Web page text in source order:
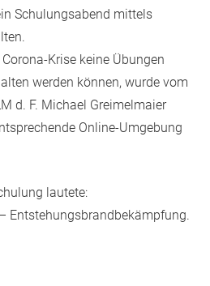
Schulungsabend mittels
Krise keine Übungen
werden können, wurde vom
d. F. Michael Greimelmaier
Online-Umgebung
lautete:
Entstehungsbrandbekämpfung.